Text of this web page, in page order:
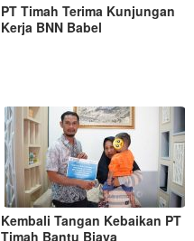
PT Timah Terima Kunjungan
Kerja BNN Babel
Kembali Tangan Kebaikan PT
Timah Bantu Biaya